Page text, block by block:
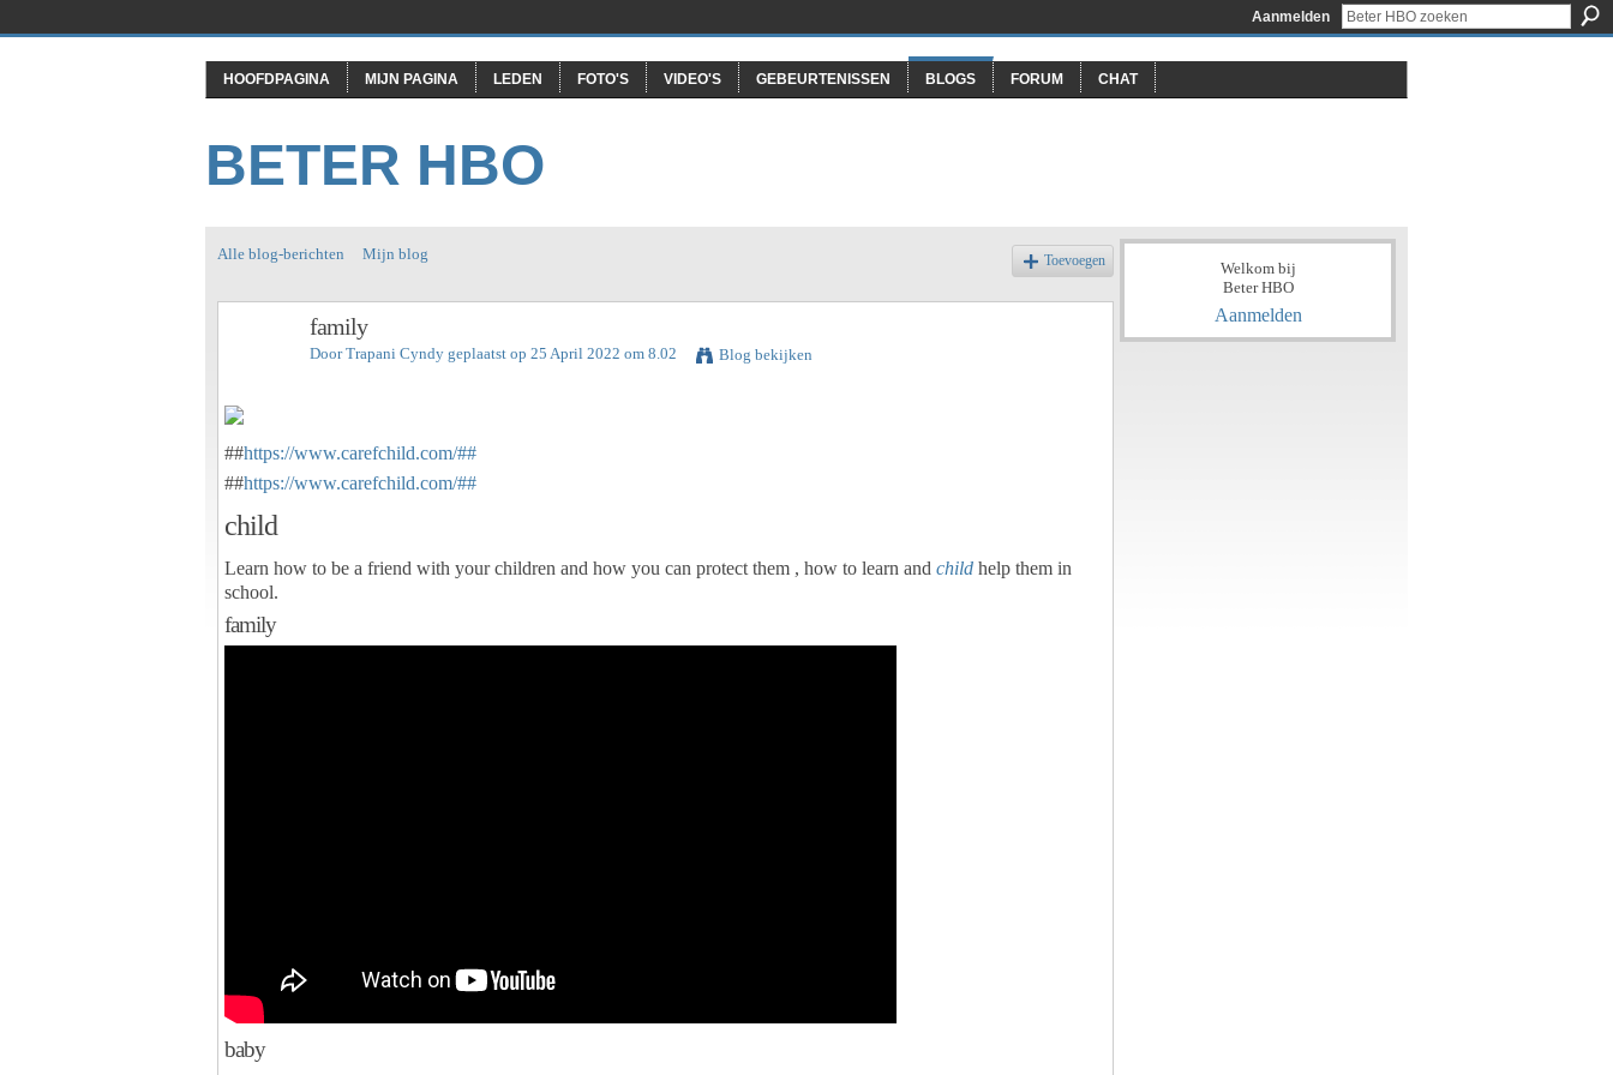
Aanmelden
HOOFDPAGINA MIJN PAGINA LEDEN FOTO'S VIDEO'S GEBEURTENISSEN BLOGS FORUM CHAT
BETER HBO
Alle blog-berichten Mijn blog Toevoegen
family
DoorTrapani Cyndy geplaatst op 25 April 2022 om 8.02 Blog bekijken
##https://www.carefchild.com/##
##https://www.carefchild.com/##
child
Learn how to be a friend with your children and how you can protect them , how to learn and child help them in
school.
family
baby
Welkom bij
Beter HBO
Aanmelden